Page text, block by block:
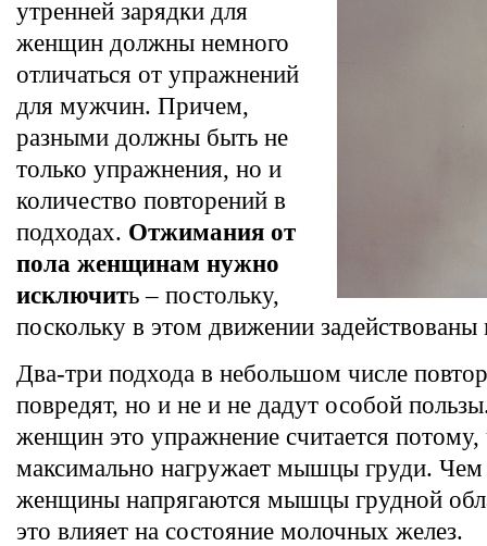
утренней зарядки для
женщин должны немного
отличаться от упражнений
для мужчин. Причем,
разными должны быть не
только упражнения, но и
количество повторений в
подходах. Отжимания от
пола женщинам нужно
исключить – постольку,
поскольку в этом движении
Два-три подхода в небольшом числе
повредят, но и не и не дадут особой
женщин это упражнение считается потому,
максимально нагружает мышцы груди.
женщины напрягаются мышцы грудной
это влияет на состояние молочных желез.